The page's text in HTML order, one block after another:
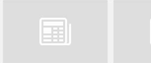
sınavları